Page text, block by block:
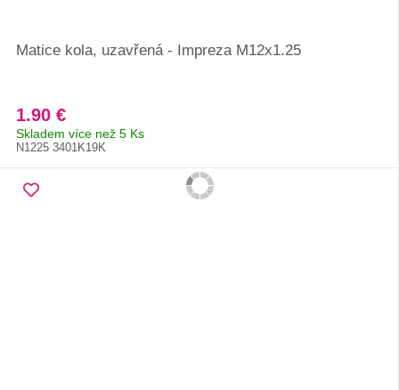
Matice kola, uzavřená - Impreza M12x1.25
1.90 €
Skladem více než 5 Ks
N1225 3401K19K